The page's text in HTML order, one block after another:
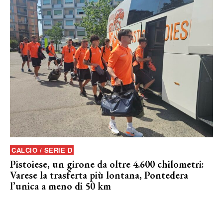
CALCIO / SERIE D
Pistoiese, un girone da oltre 4.600 chilometri:
Varese la trasferta più lontana, Pontedera
l’unica a meno di 50 km